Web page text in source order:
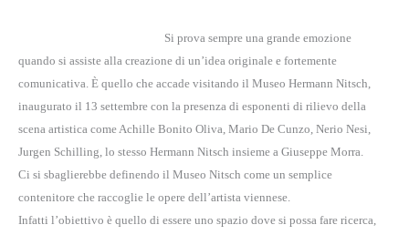
Si prova sempre una grande emozione
quando si assiste alla creazione di un’idea originale e fortemente
comunicativa. È quello che accade visitando il Museo Hermann Nitsch,
inaugurato il 13 settembre con la presenza di esponenti di rilievo della
scena artistica come Achille Bonito Oliva, Mario De Cunzo, Nerio Nesi,
Jurgen Schilling, lo stesso Hermann Nitsch insieme a Giuseppe Morra.
Ci si sbaglierebbe definendo il Museo Nitsch come un semplice
contenitore che raccoglie le opere dell’artista viennese.
Infatti l’obiettivo è quello di essere uno spazio dove si possa fare ricerca,